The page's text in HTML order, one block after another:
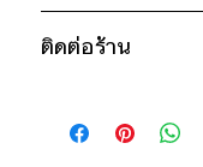
วันคืน)
ติดต่อร้านเพื่อสอบถ
ติดต่อร้าน
แผนที่ร้าน